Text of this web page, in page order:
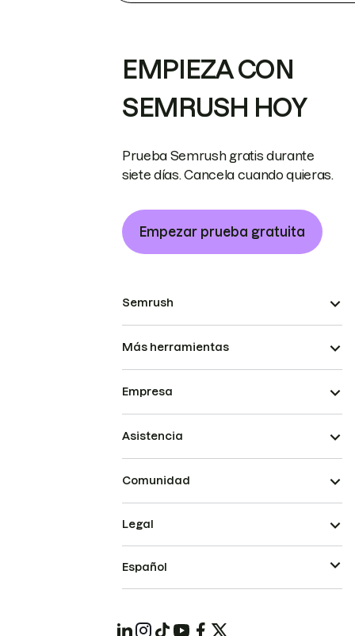
EMPIEZA CON
SEMRUSH HOY
Prueba Semrush gratis durante
siete días. Cancela cuando quieras.
Empezar prueba gratuita
Semrush
Más herramientas
Empresa
Asistencia
Comunidad
Legal
Español